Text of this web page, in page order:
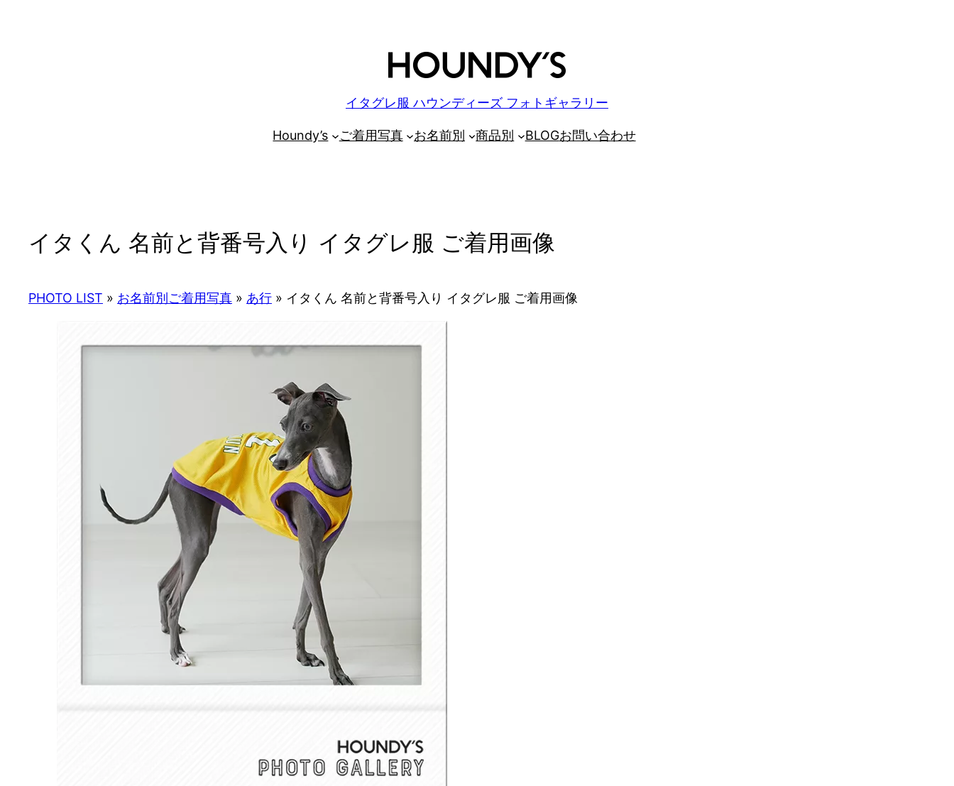
イタグレ服 ハウンディーズ フォトギャラリー
Houndy’s ご着用写真 お名前別 商品別 BLOGお問い合わせ
イタくん 名前と背番号入り イタグレ服 ご着用画像
PHOTO LIST » お名前別ご着用写真 » あ行 » イタくん 名前と背番号入り イタグレ服 ご着用画像